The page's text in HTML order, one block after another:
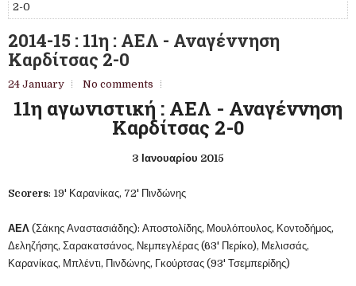
2-0
2014-15 : 11η : ΑΕΛ - Αναγέννηση
Καρδίτσας 2-0
24 January No comments
11η αγωνιστική : ΑΕΛ - Αναγέννηση
Καρδίτσας 2-0
3 Ιανουαρίου 2015
Scorers: 19' Καρανίκας, 72' Πινδώνης
ΑΕΛ (Σάκης Αναστασιάδης): Αποστολίδης, Μουλόπουλος, Κοντοδήμος,
Δεληζήσης, Σαρακατσάνος, Νεμπεγλέρας (63' Περίκο), Μελισσάς,
Καρανίκας, Μπλέντι, Πινδώνης, Γκούρτσας (93' Τσεμπερίδης)